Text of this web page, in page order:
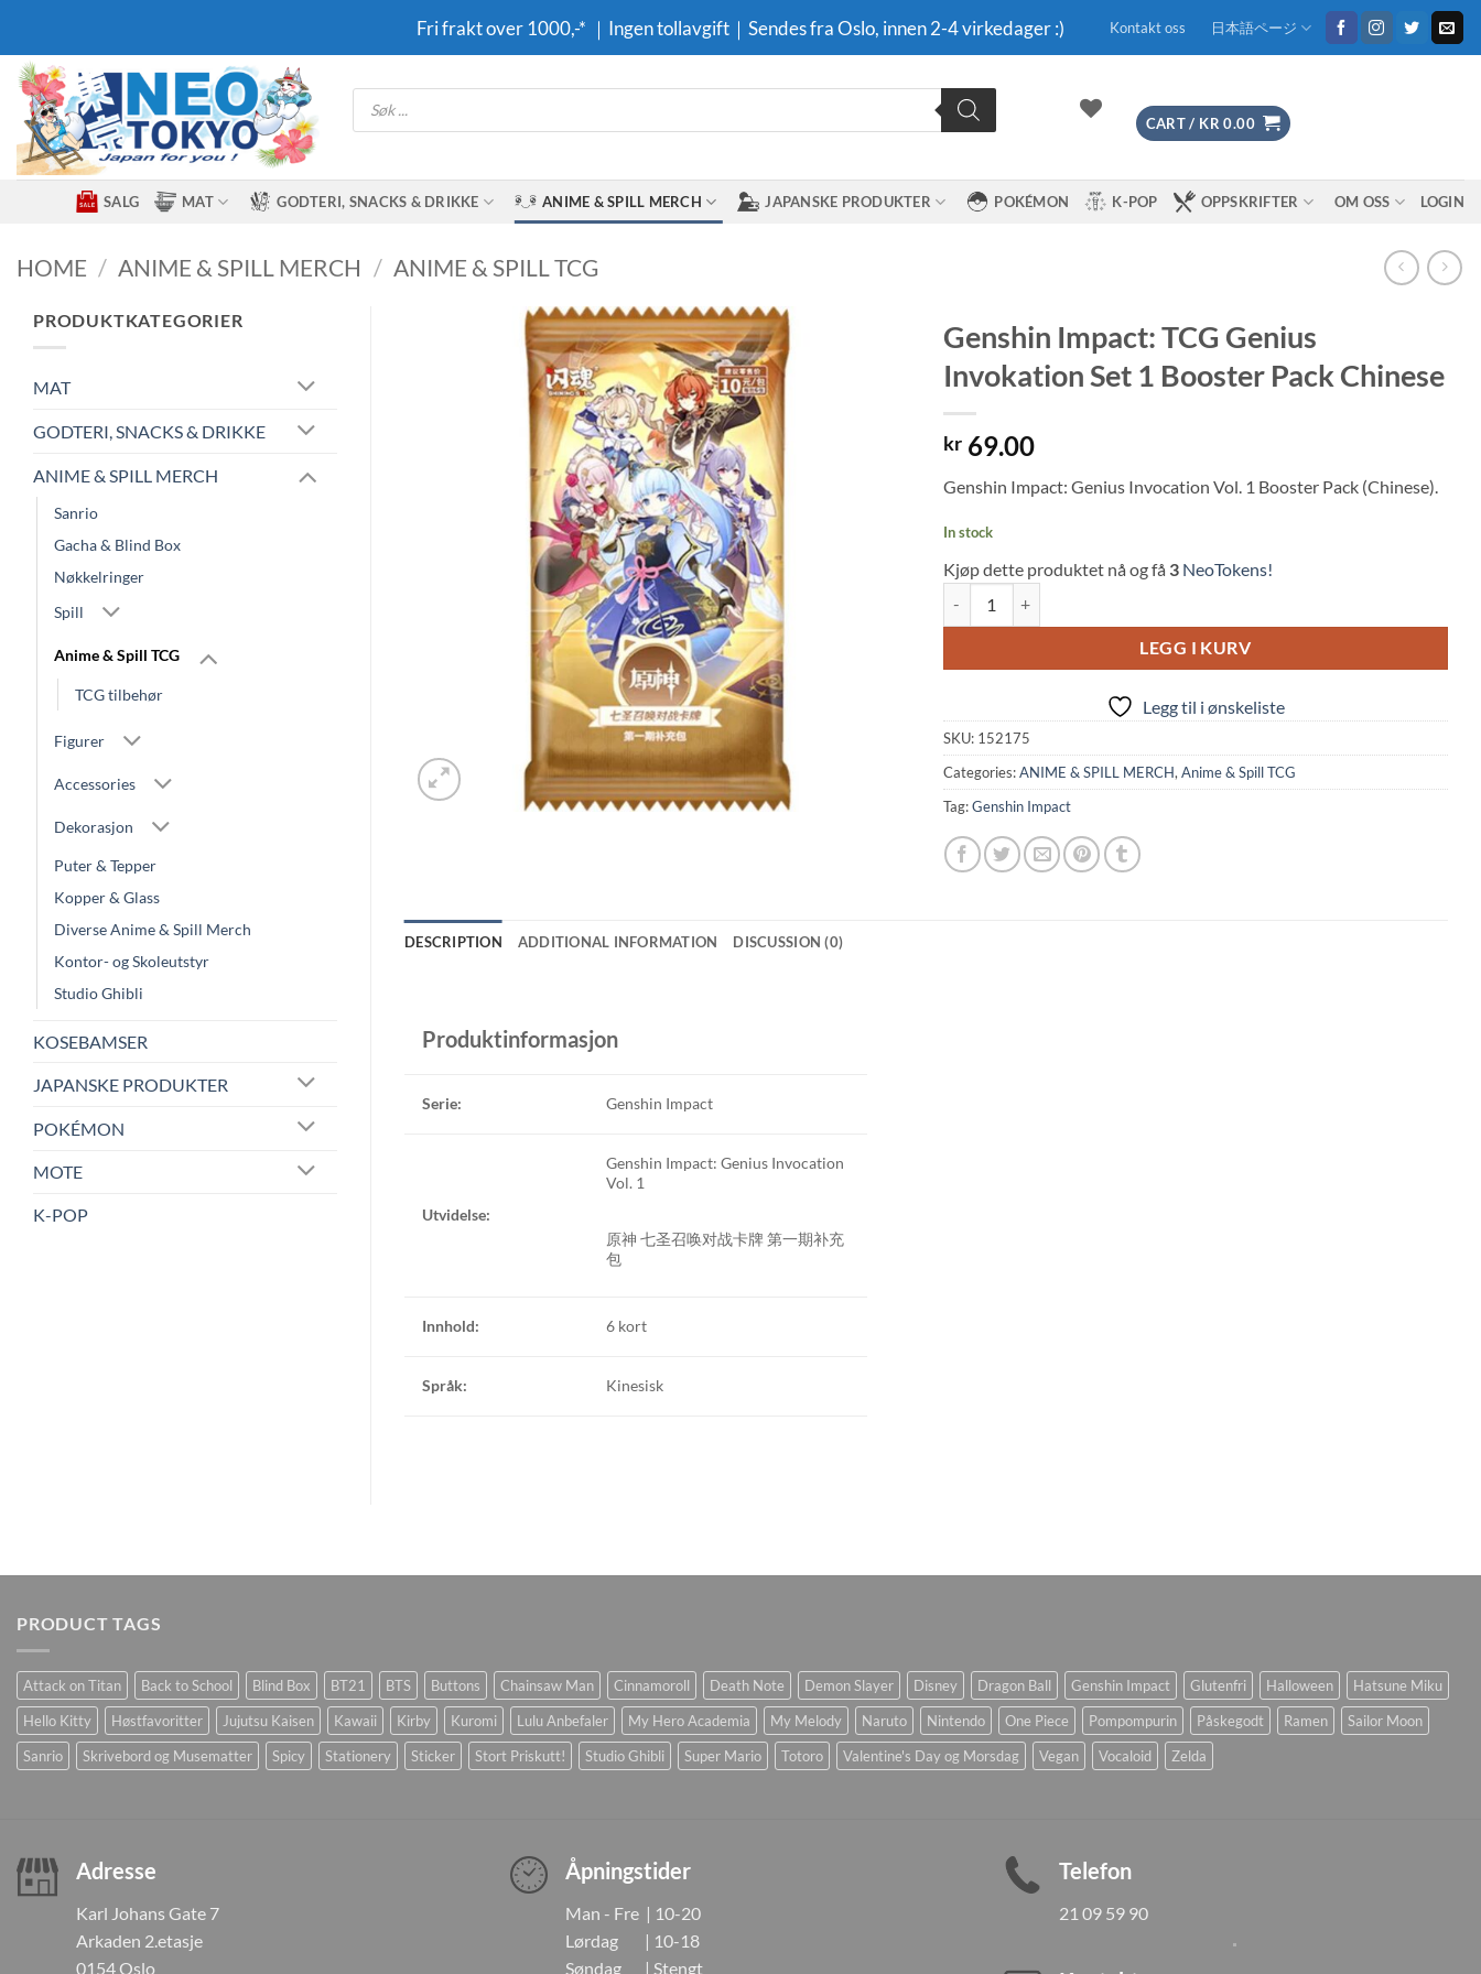
content
Fri frakt over 1000,-* ｜Ingen tollavgift｜Sendes fra Oslo, innen 2-4 virkedager :) Kontakt oss 日本語ページ
Products
search
CART / KR 0.00
SALG MAT GODTERI, SNACKS & DRIKKE ANIME & SPILL MERCH JAPANSKE PRODUKTER POKÉMON K-POP OPPSKRIFTER OM OSS LOGIN
HOME / ANIME & SPILL MERCH / ANIME & SPILL TCG
PRODUKTKATEGORIER
MAT
GODTERI, SNACKS & DRIKKE
ANIME & SPILL MERCH
Sanrio
Gacha & Blind Box
Nøkkelringer
Spill
Anime & Spill TCG
TCG tilbehør
Figurer
Accessories
Dekorasjon
Puter & Tepper
Kopper & Glass
Diverse Anime & Spill Merch
Kontor- og Skoleutstyr
Studio Ghibli
KOSEBAMSER
JAPANSKE PRODUKTER
POKÉMON
MOTE
K-POP
Genshin Impact: TCG Genius
Invokation Set 1 Booster Pack Chinese
kr69.00
Genshin Impact: Genius Invocation Vol. 1 Booster Pack (Chinese).
In stock
Kjøp dette produktet nå og få 3NeoTokens!
LEGG I KURV
Legg til i ønskeliste
SKU: 152175
Categories:ANIME & SPILL MERCH, Anime & Spill TCG
Tag:Genshin Impact
DESCRIPTION ADDITIONAL INFORMATION DISCUSSION (0)
Produktinformasjon
Serie: Genshin Impact
Utvidelse:
Genshin Impact: Genius Invocation
Vol. 1
原神 七圣召唤对战卡牌 第一期补充
包
Innhold: 6 kort
Språk: Kinesisk
PRODUCT TAGS
Attack on Titan Back to School Blind Box BT21 BTS Buttons Chainsaw Man Cinnamoroll Death Note Demon Slayer Disney Dragon Ball Genshin Impact Glutenfri Halloween
Hatsune Miku
Hello Kitty
Høstfavoritter Jujutsu Kaisen Kawaii Kirby Kuromi Lulu Anbefaler My Hero Academia My Melody Naruto Nintendo One Piece Pompompurin Påskegodt Ramen
Sailor Moon
Sanrio
Skrivebord og Musematter Spicy Stationery Sticker Stort Priskutt! Studio Ghibli Super Mario Totoro Valentine's Day og Morsdag Vegan Vocaloid Zelda
Adresse
Karl Johans Gate 7
Arkaden 2.etasje
0154 Oslo
Åpningstider
Man - Fre | 10-20
Lørdag | 10-18
Søndag | Stengt
Telefon
21 09 59 90